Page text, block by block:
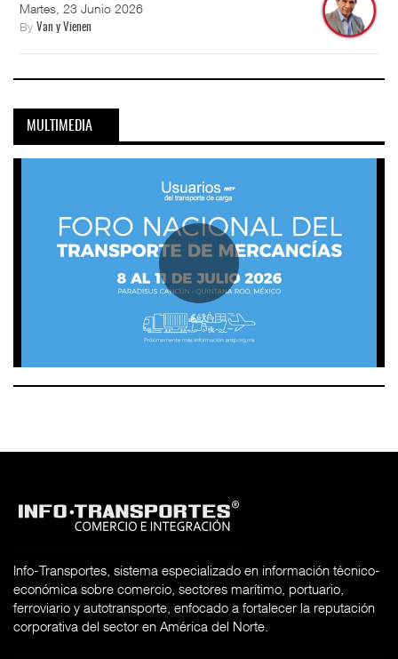
Martes, 23 Junio 2026
By Van y Vienen
MULTIMEDIA
Info-Transportes, sistema especializado en información técnico-
económica sobre comercio, sectores marítimo, portuario,
ferroviario y autotransporte, enfocado a fortalecer la reputación
corporativa del sector en América del Norte.